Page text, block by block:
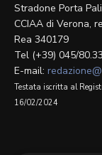
Stradone Porta
CCIAA di Verona,
Rea 340179
Tel (+39) 045/
E-mail:
Testata iscritta al
16/02/2024